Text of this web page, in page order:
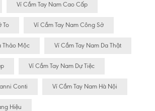
Ví Cầm Tay Nam Cao Cấp
To Ví Cầm Tay Nam Công Sở
Thảo Mộc Ví Cầm Tay Nam Da Thật
Ví Cầm Tay Nam Dự Tiệc
Conti Ví Cầm Tay Nam Hà Nội
Hiệu